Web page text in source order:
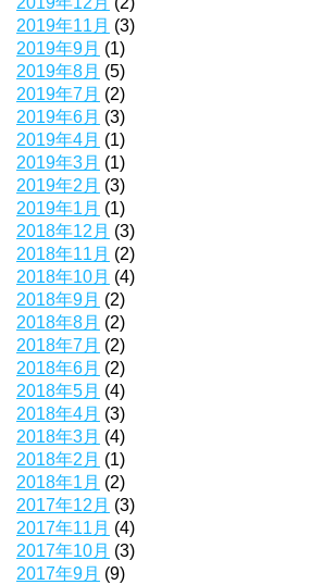
2019年11月 (3)
2019年9月 (1)
2019年8月 (5)
2019年7月 (2)
2019年6月 (3)
2019年4月 (1)
2019年3月 (1)
2019年2月 (3)
2019年1月 (1)
2018年12月 (3)
2018年11月 (2)
2018年10月 (4)
2018年9月 (2)
2018年8月 (2)
2018年7月 (2)
2018年6月 (2)
2018年5月 (4)
2018年4月 (3)
2018年3月 (4)
2018年2月 (1)
2018年1月 (2)
2017年12月 (3)
2017年11月 (4)
2017年10月 (3)
2017年9月 (9)